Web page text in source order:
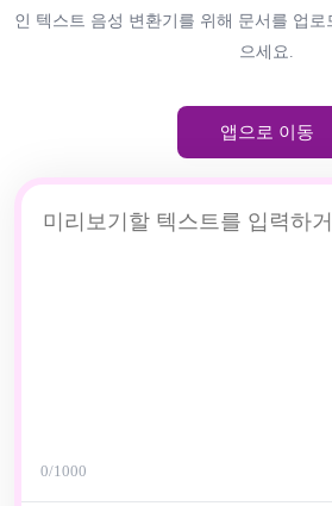
인 텍스트 음성 변환기를 위해 문서를 업
으세요.
앱으로 이동
0/1000